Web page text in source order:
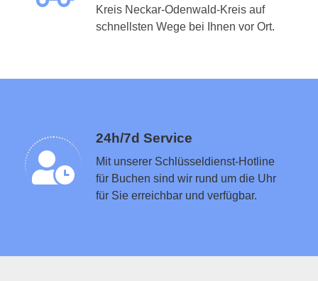
Kreis Neckar-Odenwald-Kreis auf
schnellsten Wege bei Ihnen vor Ort.
24h/7d Service
Mit unserer Schlüsseldienst-Hotline
für Buchen sind wir rund um die Uhr
für Sie erreichbar und verfügbar.
Schlüsseldienst in der Nähe vermitteln